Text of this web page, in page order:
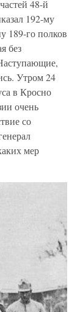
48-й
192-му
189-го полков
без
Утром 24
в Кросно
очень
со
мер